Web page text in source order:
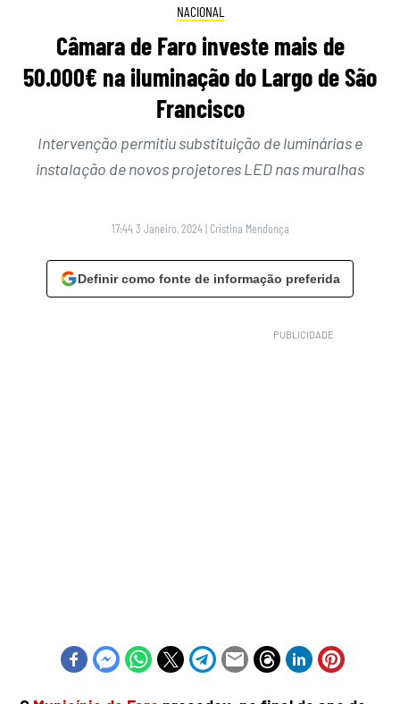
NACIONAL
Câmara de Faro investe mais de
50.000€ na iluminação do Largo de São
Francisco
Intervenção permitiu substituição de luminárias e
instalação de novos projetores LED nas muralhas
17:44 3 Janeiro, 2024 | Cristina Mendonça
Definir como fonte de informação preferida